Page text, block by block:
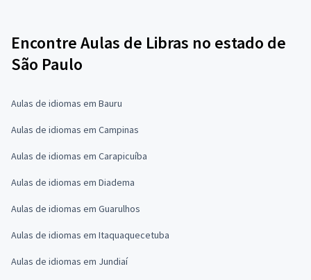
Encontre Aulas de Libras no estado de
São Paulo
Aulas de idiomas em Bauru
Aulas de idiomas em Campinas
Aulas de idiomas em Carapicuíba
Aulas de idiomas em Diadema
Aulas de idiomas em Guarulhos
Aulas de idiomas em Itaquaquecetuba
Aulas de idiomas em Jundiaí